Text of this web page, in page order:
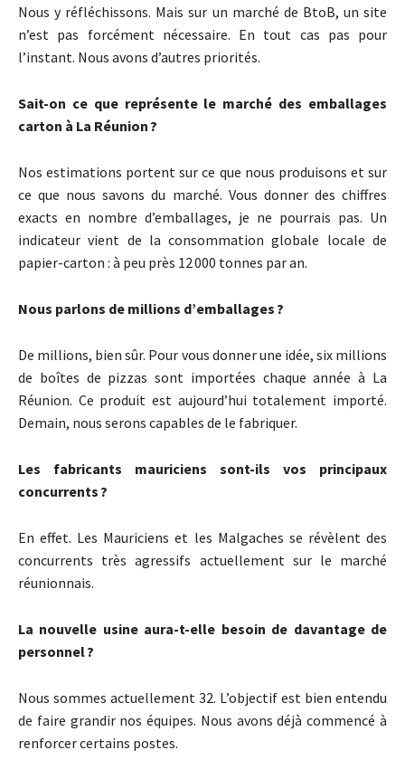
Nous y réfléchissons. Mais sur un marché de BtoB, un site
n’est pas forcément nécessaire. En tout cas pas pour
l’instant. Nous avons d’autres priorités.
Sait-on ce que représente le marché des emballages
carton à La Réunion ?
Nos estimations portent sur ce que nous produisons et sur
ce que nous savons du marché. Vous donner des chiffres
exacts en nombre d’emballages, je ne pourrais pas. Un
indicateur vient de la consommation globale locale de
papier-carton : à peu près 12 000 tonnes par an.
Nous parlons de millions d’emballages ?
De millions, bien sûr. Pour vous donner une idée, six millions
de boîtes de pizzas sont importées chaque année à La
Réunion. Ce produit est aujourd’hui totalement importé.
Demain, nous serons capables de le fabriquer.
Les fabricants mauriciens sont-ils vos principaux
concurrents ?
En effet. Les Mauriciens et les Malgaches se révèlent des
concurrents très agressifs actuellement sur le marché
réunionnais.
La nouvelle usine aura-t-elle besoin de davantage de
personnel ?
Nous sommes actuellement 32. L’objectif est bien entendu
de faire grandir nos équipes. Nous avons déjà commencé à
renforcer certains postes.